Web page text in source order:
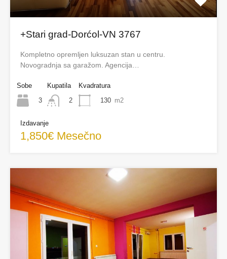
+Stari grad-Dorćol-VN 3767
Kompletno opremljen luksuzan stan u centru.
Novogradnja sa garažom. Agencija…
Sobe
3
Kupatila
2
Kvadratura
130 m2
Izdavanje
1,850€ Mesečno